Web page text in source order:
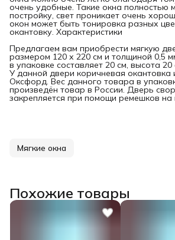
очень удобные. Такие окна полностью
постройку, свет проникает очень
окон может быть тонировка разных
окантовку. Характеристики
Предлагаем вам приобрести мягкую
размером 120 х 220 см и толщиной 0,5
в упаковке составляет 20 см, высота 20
У данной двери коричневая окантовка
Оксфорд. Вес данного товара в
произведён товар в России. Дверь
закрепляется при помощи ремешков на
Мягкие окна
Похожие товары